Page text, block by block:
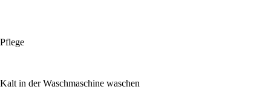
Pflege
Kalt in der Waschmaschine waschen